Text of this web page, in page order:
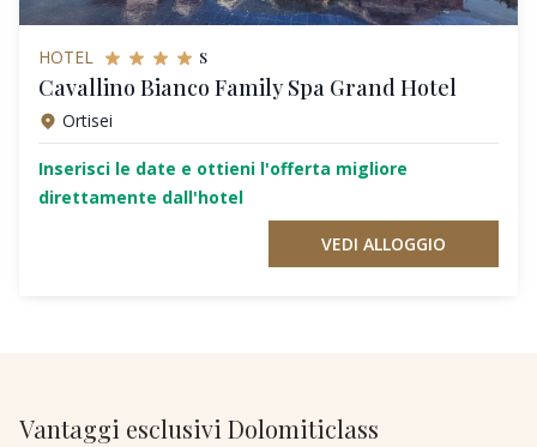
HOTEL s
Cavallino Bianco Family Spa Grand Hotel
Ortisei
Inserisci le date e ottieni l'offerta migliore
direttamente dall'hotel
VEDI ALLOGGIO
Vantaggi esclusivi Dolomiticlass